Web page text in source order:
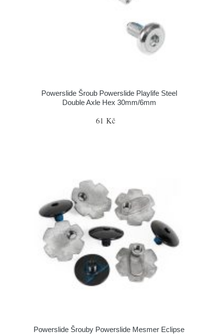
Powerslide Šroub Powerslide Playlife Steel
Double Axle Hex 30mm/6mm
61 Kč
Powerslide Šrouby Powerslide Mesmer Eclipse